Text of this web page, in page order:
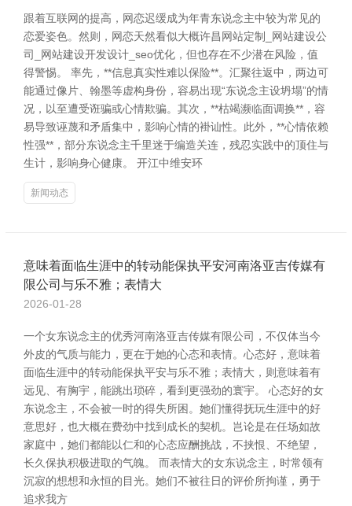
跟着互联网的提高，网恋迟缓成为年青东说念主中较为常见的
恋爱姿色。然则，网恋天然看似大概许昌网站定制_网站建设公
司_网站建设开发设计_seo优化，但也存在不少潜在风险，值
得警惕。 率先，**信息真实性难以保险**。汇聚往返中，两边可
能通过像片、翰墨等虚构身份，容易出现“东说念主设坍塌”的情
况，以至遭受诳骗或心情欺骗。其次，**枯竭濒临面调换**，容
易导致诬蔑和矛盾集中，影响心情的褂讪性。此外，**心情依赖
性强**，部分东说念主千里迷于编造关连，残忍实践中的顶住与
生计，影响身心健康。 开江中维安环
新闻动态
意味着面临生涯中的转动能保执平安河南洛亚吉传媒有
限公司与乐不雅；表情大
2026-01-28
一个女东说念主的优秀河南洛亚吉传媒有限公司，不仅体当今
外皮的气质与能力，更在于她的心态和表情。心态好，意味着
面临生涯中的转动能保执平安与乐不雅；表情大，则意味着有
远见、有胸宇，能跳出琐碎，看到更强劲的寰宇。 心态好的女
东说念主，不会被一时的得失所困。她们懂得抚玩生涯中的好
意思好，也大概在费劲中找到成长的契机。岂论是在任场如故
家庭中，她们都能以仁和的心态应酬挑战，不挟恨、不绝望，
长久保执积极进取的气魄。 而表情大的女东说念主，时常领有
沉寂的想想和永恒的目光。她们不被往日的评价所拘谨，勇于
追求我方